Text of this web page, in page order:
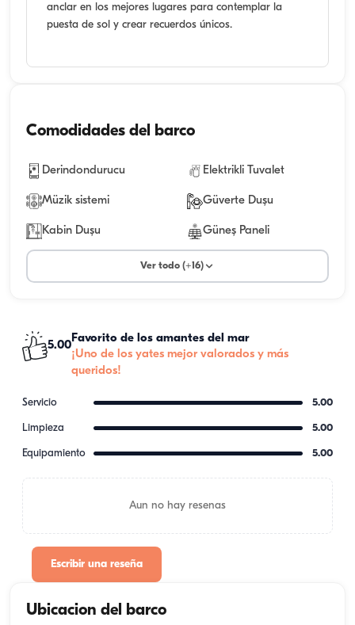
anclar en los mejores lugares para contemplar la
puesta de sol y crear recuerdos únicos.
Comodidades del barco
Derindondurucu Elektrikli Tuvalet
Müzik sistemi Güverte Duşu
Kabin Duşu Güneş Paneli
Ver todo (+16)
5.00
Favorito de los amantes del mar
¡Uno de los yates mejor valorados y más
queridos!
Servicio 5.00
Limpieza 5.00
Equipamiento 5.00
Aun no hay resenas
Escribir una reseña
Ubicacion del barco